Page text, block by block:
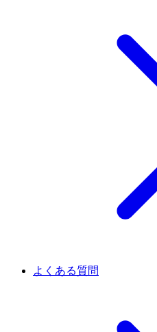
よくある質問